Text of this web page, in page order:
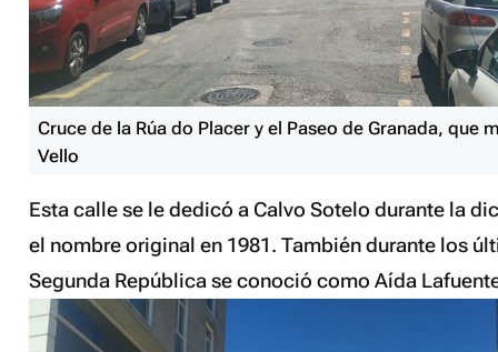
Cruce de la Rúa do Placer y el Paseo de Granada, que
Vello
Esta calle se le dedicó a Calvo Sotelo durante la
el nombre original en 1981. También durante los
Segunda República se conoció como Aída